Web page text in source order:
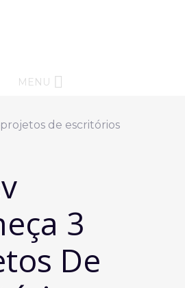
MENU
3
De